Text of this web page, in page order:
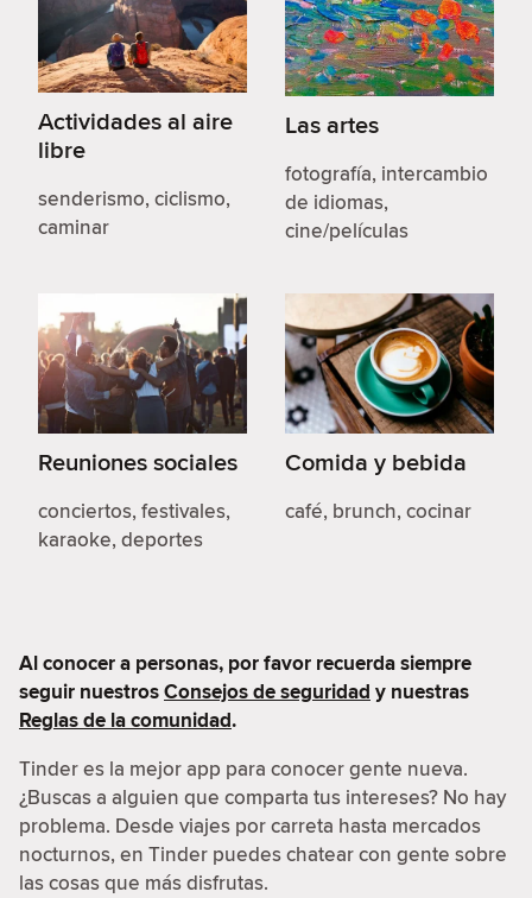
Actividades al aire
libre
senderismo, ciclismo,
caminar
Las artes
fotografía, intercambio
de idiomas,
cine/películas
Reuniones sociales
conciertos, festivales,
karaoke, deportes
Comida y bebida
café, brunch, cocinar
Al conocer a personas, por favor recuerda siempre
seguir nuestrosConsejos de seguridad y nuestras
Reglas de la comunidad.
Tinder es la mejor app para conocer gente nueva.
¿Buscas a alguien que comparta tus intereses? No hay
problema. Desde viajes por carreta hasta mercados
nocturnos, en Tinder puedes chatear con gente sobre
las cosas que más disfrutas.